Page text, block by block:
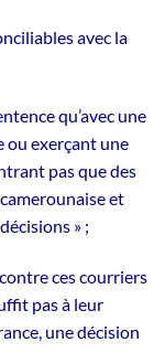
avec la
qu’avec une
ou exerçant une
pas que des
et
» ;
ces courriers
pas à leur
une décision